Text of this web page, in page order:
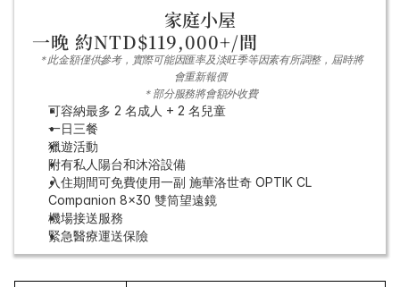
家庭小屋
一晚 約NTD$119,000+/間
＊此金額僅供參考，實際可能因匯率及淡旺季等因素有所調整，屆時將
會重新報價
＊部分服務將會額外收費
可容納最多 2 名成人 + 2 名兒童
一日三餐
獵遊活動
附有私人陽台和沐浴設備
入住期間可免費使用一副 施華洛世奇 OPTIK CL
Companion 8x30 雙筒望遠鏡
機場接送服務
緊急醫療運送保險